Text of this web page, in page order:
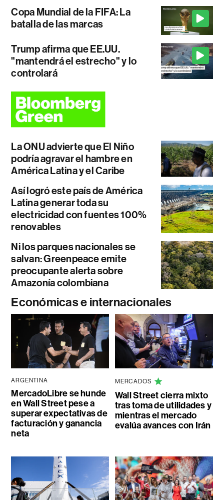
Copa Mundial de la FIFA: La
batalla de las marcas
Trump afirma que EE.UU.
"mantendrá el estrecho" y lo
controlará
La ONU advierte que El Niño
podría agravar el hambre en
América Latina y el Caribe
Así logró este país de América
Latina generar toda su
electricidad con fuentes 100%
renovables
Ni los parques nacionales se
salvan: Greenpeace emite
preocupante alerta sobre
Amazonía colombiana
Económicas e internacionales
ARGENTINA
MercadoLibre se hunde
en Wall Street pese a
superar expectativas de
facturación y ganancia
neta
MERCADOS
Wall Street cierra mixto
tras toma de utilidades y
mientras el mercado
evalúa avances con Irán